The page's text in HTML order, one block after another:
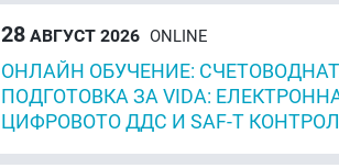
28АВГУСТ 2026 ONLINE
ОНЛАЙН ОБУЧЕНИЕ:
ПОДГОТОВКА ЗА VIDA:
ЦИФРОВОТО ДДС И SAF-T